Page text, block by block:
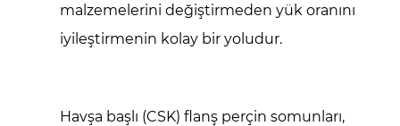
malzemelerini değiştirmeden yük oranını
iyileştirmenin kolay bir yoludur.
Havşa başlı (CSK) flanş perçin somunları,